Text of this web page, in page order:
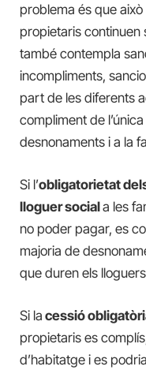
problema és que
propietaris continuen
també contempla
incompliments,
part de les diferents
compliment de
desnonaments i a la
Si l’obligatorietat
lloguer sociala les
no poder pagar, es
majoria de
que duren els
Si la cessió
propietaris es
d’habitatge i es